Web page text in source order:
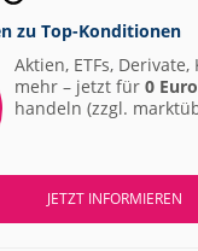
zu Top-Konditionen
Aktien, ETFs,
mehr – jetzt für 0
handeln (zzgl.
JETZT INFORMIEREN